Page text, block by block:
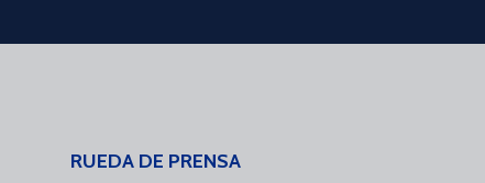
Skip to main content
RUEDA DE PRENSA